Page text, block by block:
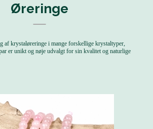
Øreringe
af krystaløreringe i mange forskellige krystaltyper,
er unikt og nøje udvalgt for sin kvalitet og naturlige